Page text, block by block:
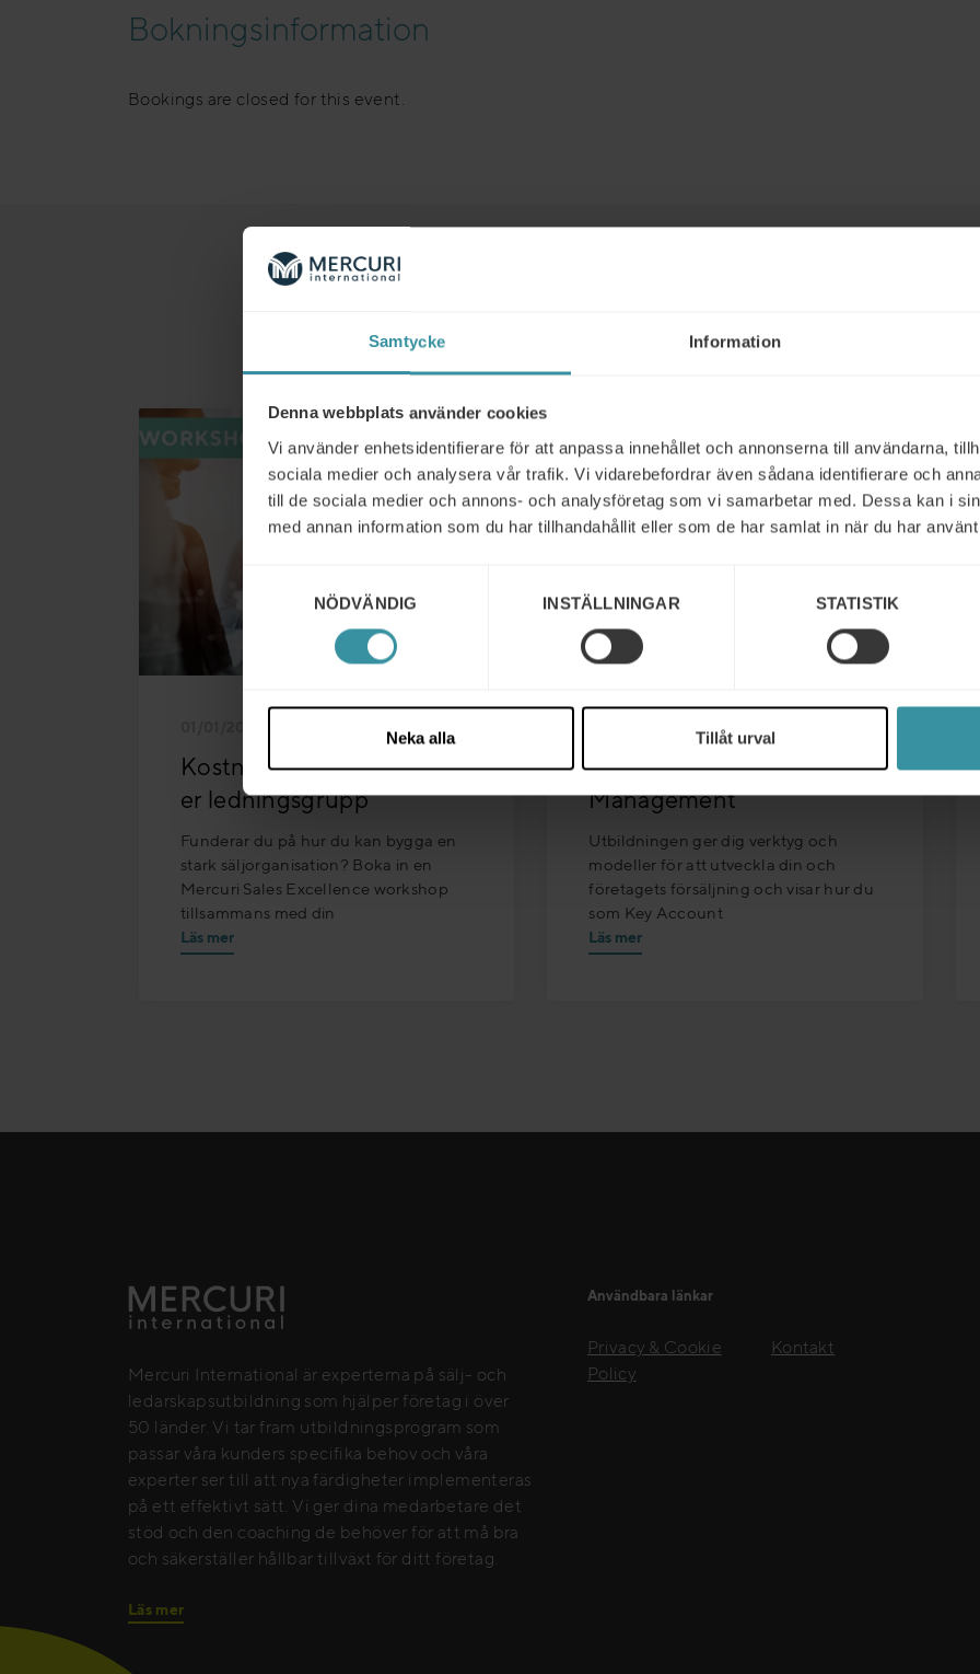
Samtycke Information
Denna webbplats använder cookies
Vi använder enhetsidentifierare för att anpassa innehållet och annonserna till användarna,
sociala medier och analysera vår trafik. Vi vidarebefordrar även sådana identifierare och
till de sociala medier och annons- och analysföretag som vi samarbetar med. Dessa kan i
med annan information som du har tillhandahållit eller som de har samlat in när du har
NÖDVÄNDIG
INSTÄLLNINGAR STATISTIK
Neka alla Tillåt urval
Bokningsinformation
Bookings are closed for this event.
Kostnadsfri workshop för
er ledningsgrupp
Funderar du på hur du kan bygga en
stark säljorganisation? Boka in en
Mercuri Sales Excellence workshop
tillsammans med din
Läs mer
21/10/2026 - 22/10/2026
Key Account
Management
Utbildningen ger dig verktyg och
modeller för att utveckla din och
företagets försäljning och visar hur du
som Key Account
Läs mer
Mercuri International är experterna på sälj- och
ledarskapsutbildning som hjälper företag i över
50 länder. Vi tar fram utbildningsprogram som
passar våra kunders specifika behov och våra
experter ser till att nya färdigheter implementeras
på ett effektivt sätt. Vi ger dina medarbetare det
stöd och den coaching de behöver för att må bra
och säkerställer hållbar tillväxt för ditt företag.
Läs mer
Användbara länkar
Privacy & Cookie
Policy
Kontakt